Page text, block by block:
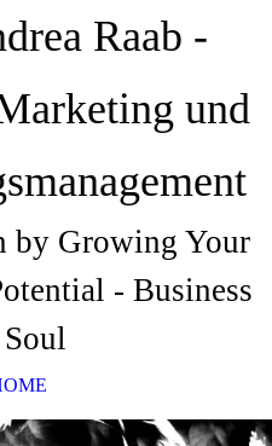
Raab -
und
by Growing Your
- Business